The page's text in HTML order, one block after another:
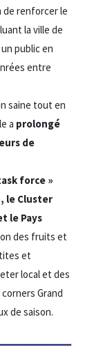
de renforcer le
la ville de
public en
entre
saine tout en
a prolongé
de
force »
le Cluster
le Pays
des fruits et
et
local et des
Grand
de saison.